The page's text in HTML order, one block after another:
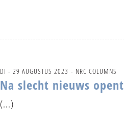
DI - 29 AUGUSTUS 2023 - NRC COLUMNS
Na slecht nieuws
(...)